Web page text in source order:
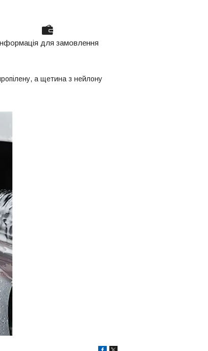
для замовлення
а щетина з нейлону